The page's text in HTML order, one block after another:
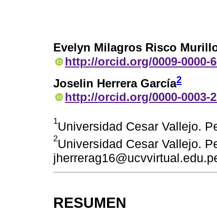
Evelyn Milagros Risco
http://orcid.org/0009-0000-
Joselin Herrera García2
http://orcid.org/0000-0003-
1Universidad Cesar Vallejo.
2Universidad Cesar Vallejo.
RESUMEN